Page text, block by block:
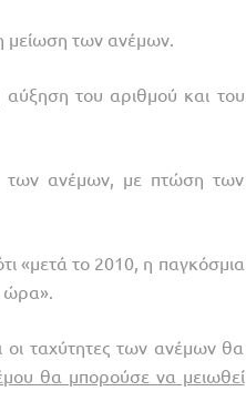
μείωση των ανέμων.
του αριθμού και του
των ανέμων, με πτώση των
«μετά το 2010, η παγκόσμια
ώρα».
οι ταχύτητες των ανέμων θα
θα μπορούσε να μειωθεί